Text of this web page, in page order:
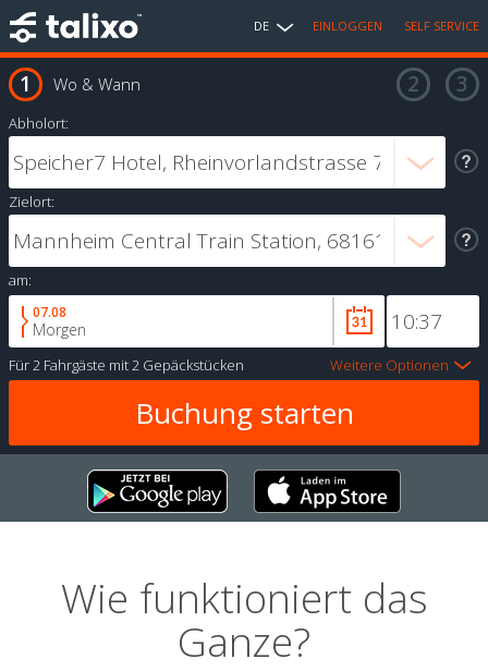
DE EINLOGGEN SELF SERVICE
Wo & Wann
Abholort:
Zielort:
am:
07.08
Morgen
Für2 Fahrgäste mit2 Gepäckstücken Weitere Optionen
Wie funktioniert das
Ganze?